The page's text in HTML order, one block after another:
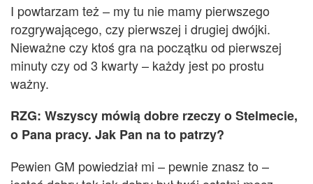
I powtarzam też – my tu nie mamy pierwszego
rozgrywającego, czy pierwszej i drugiej dwójki.
Nieważne czy ktoś gra na początku od pierwszej
minuty czy od 3 kwarty – każdy jest po prostu
ważny.
RZG: Wszyscy mówią dobre rzeczy o Stelmecie,
o Pana pracy. Jak Pan na to patrzy?
Pewien GM powiedział mi – pewnie znasz to –